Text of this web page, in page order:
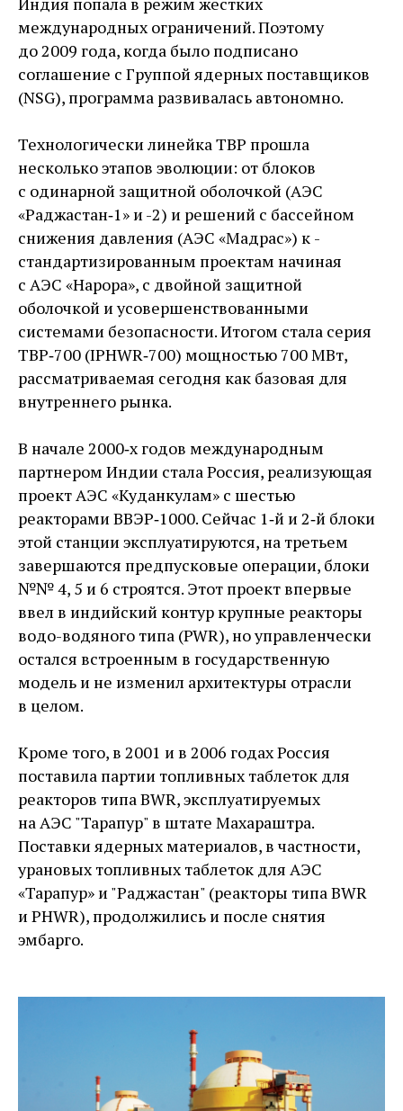
международных ограничений. Поэтому
до 2009 года, когда было подписано
соглашение с Группой ядерных поставщиков
(NSG), программа развивалась автономно.
Технологически линейка ТВР прошла
несколько этапов эволюции: от блоков
с одинарной защитной оболочкой (АЭС
«Раджастан‑1» и -2) и решений с бассейном
снижения давления (АЭС «Мадрас») к ­
стандартизированным проектам начиная
с АЭС «Нарора», с двойной защитной
оболочкой и усовершенствованными
системами безопасности. Итогом стала серия
ТВР‑700 (IPHWR‑700) ­мощностью 700 МВт,
рассматриваемая сегодня как базовая для
внутреннего рынка.
В начале 2000‑х годов международным
партнером Индии стала Россия, реализующая
проект АЭС «Куданкулам» с шестью
реакторами ВВЭР‑1000. Сейчас 1‑й и 2‑й блоки
этой станции эксплуатируются, на третьем
завершаются предпусковые операции, блоки
№№ 4, 5 и 6 строятся. Этот проект впервые
ввел в индийский контур крупные реакторы
водо-водяного типа (PWR), но управленчески
остался встроенным в государственную
модель и не изменил архитектуры отрасли
в целом.
Кроме того, в 2001 и в 2006 годах Россия
поставила партии топливных таблеток для
реакторов типа BWR, эксплуатируемых
на АЭС "Тарапур" в штате Махараштра.
Поставки ядерных материалов, в частности,
урановых топливных таблеток для АЭС
«Тарапур» и "Раджастан" (реакторы типа BWR
и PHWR), продолжились и после снятия
эмбарго.